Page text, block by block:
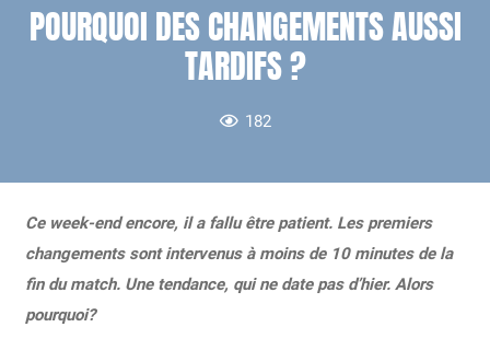
POURQUOI DES CHANGEMENTS AUSSI
TARDIFS ?
182
Ce week-end encore, il a fallu être patient. Les premiers
changements sont intervenus à moins de 10 minutes de la
fin du match. Une tendance, qui ne date pas d’hier. Alors
pourquoi?